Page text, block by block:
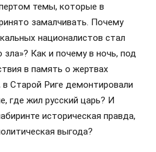
темы, которые в
замалчивать. Почему
националистов стал
Как и почему в ночь, под
в память о жертвах
Старой Риге демонтировали
где жил русский царь? И
историческая правда,
выгода?